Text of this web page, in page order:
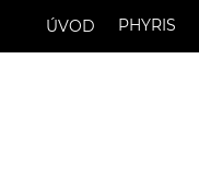
ÚVOD PHYRIS